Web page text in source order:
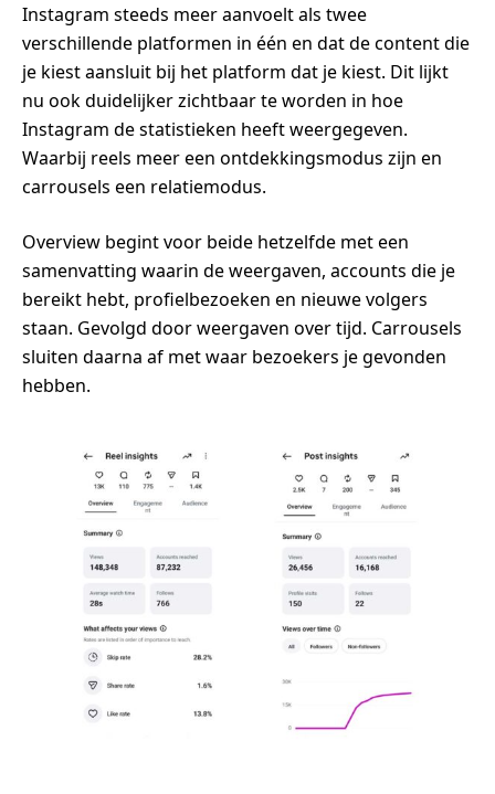
Instagram steeds meer aanvoelt als twee
verschillende platformen in één en dat de content die
je kiest aansluit bij het platform dat je kiest. Dit lijkt
nu ook duidelijker zichtbaar te worden in hoe
Instagram de statistieken heeft weergegeven.
Waarbij reels meer een ontdekkingsmodus zijn en
carrousels een relatiemodus.
Overview begint voor beide hetzelfde met een
samenvatting waarin de weergaven, accounts die je
bereikt hebt, profielbezoeken en nieuwe volgers
staan. Gevolgd door weergaven over tijd. Carrousels
sluiten daarna af met waar bezoekers je gevonden
hebben.